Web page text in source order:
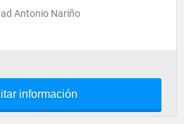
Antonio Nariño
información